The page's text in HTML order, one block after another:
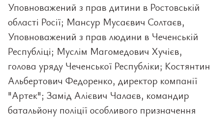
Уповноважений з прав дитини в Ростовській
області Росії; Мансур Мусаєвич Солтаєв,
Уповноважений з прав людини в Чеченській
Республіці; Муслім Магомедович Хучієв,
голова уряду Чеченської Республіки; Костянтин
Альбертович Федоренко, директор компанії
"Артек"; Замід Алієвич Чалаєв, командир
батальйону поліції особливого призначення